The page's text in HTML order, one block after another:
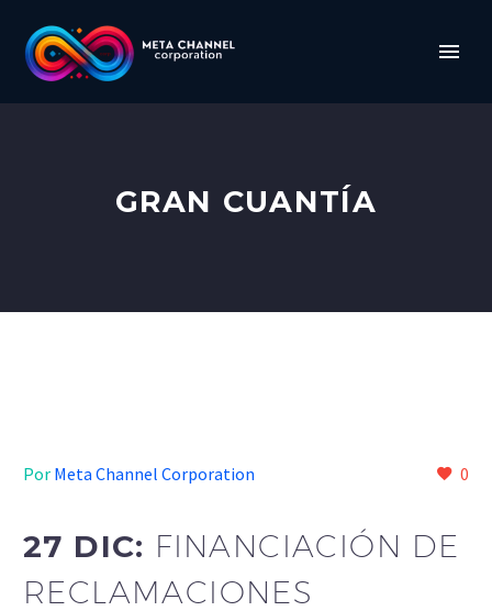
GRAN CUANTÍA
0
Por Meta Channel Corporation
27 DIC: FINANCIACIÓN DE
RECLAMACIONES